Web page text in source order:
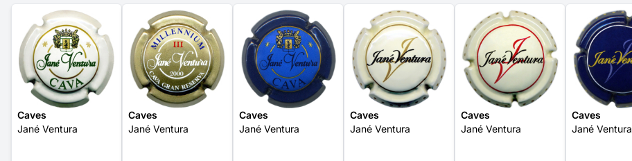
Caves
Jané Ventura
Caves
Jané Ventura
Caves
Jané Ventura
Caves
Jané Ventura
Caves
Jané Ventura
Caves
Jané Ventura